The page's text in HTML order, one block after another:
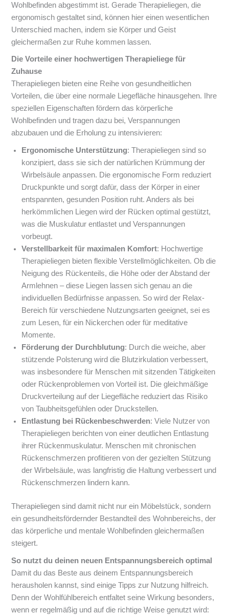
Wohlbefinden abgestimmt ist. Gerade Therapieliegen, die
ergonomisch gestaltet sind, können hier einen wesentlichen
Unterschied machen, indem sie Körper und Geist
gleichermaßen zur Ruhe kommen lassen.
Die Vorteile einer hochwertigen Therapieliege für
Zuhause
Therapieliegen bieten eine Reihe von gesundheitlichen
Vorteilen, die über eine normale Liegefläche hinausgehen. Ihre
speziellen Eigenschaften fördern das körperliche
Wohlbefinden und tragen dazu bei, Verspannungen
abzubauen und die Erholung zu intensivieren:
Ergonomische Unterstützung: Therapieliegen sind so
konzipiert, dass sie sich der natürlichen Krümmung der
Wirbelsäule anpassen. Die ergonomische Form reduziert
Druckpunkte und sorgt dafür, dass der Körper in einer
entspannten, gesunden Position ruht. Anders als bei
herkömmlichen Liegen wird der Rücken optimal gestützt,
was die Muskulatur entlastet und Verspannungen
vorbeugt.
Verstellbarkeit für maximalen Komfort: Hochwertige
Therapieliegen bieten flexible Verstellmöglichkeiten. Ob die
Neigung des Rückenteils, die Höhe oder der Abstand der
Armlehnen – diese Liegen lassen sich genau an die
individuellen Bedürfnisse anpassen. So wird der Relax-
Bereich für verschiedene Nutzungsarten geeignet, sei es
zum Lesen, für ein Nickerchen oder für meditative
Momente.
Förderung der Durchblutung: Durch die weiche, aber
stützende Polsterung wird die Blutzirkulation verbessert,
was insbesondere für Menschen mit sitzenden Tätigkeiten
oder Rückenproblemen von Vorteil ist. Die gleichmäßige
Druckverteilung auf der Liegefläche reduziert das Risiko
von Taubheitsgefühlen oder Druckstellen.
Entlastung bei Rückenbeschwerden: Viele Nutzer von
Therapieliegen berichten von einer deutlichen Entlastung
ihrer Rückenmuskulatur. Menschen mit chronischen
Rückenschmerzen profitieren von der gezielten Stützung
der Wirbelsäule, was langfristig die Haltung verbessert und
Rückenschmerzen lindern kann.
Therapieliegen sind damit nicht nur ein Möbelstück, sondern
ein gesundheitsfördernder Bestandteil des Wohnbereichs, der
das körperliche und mentale Wohlbefinden gleichermaßen
steigert.
So nutzt du deinen neuen Entspannungsbereich optimal
Damit du das Beste aus deinem Entspannungsbereich
herausholen kannst, sind einige Tipps zur Nutzung hilfreich.
Denn der Wohlfühlbereich entfaltet seine Wirkung besonders,
wenn er regelmäßig und auf die richtige Weise genutzt wird: